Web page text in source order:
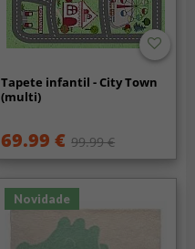
Tapete infantil - City Town
(multi)
69.99 € 99.99 €
Novidade